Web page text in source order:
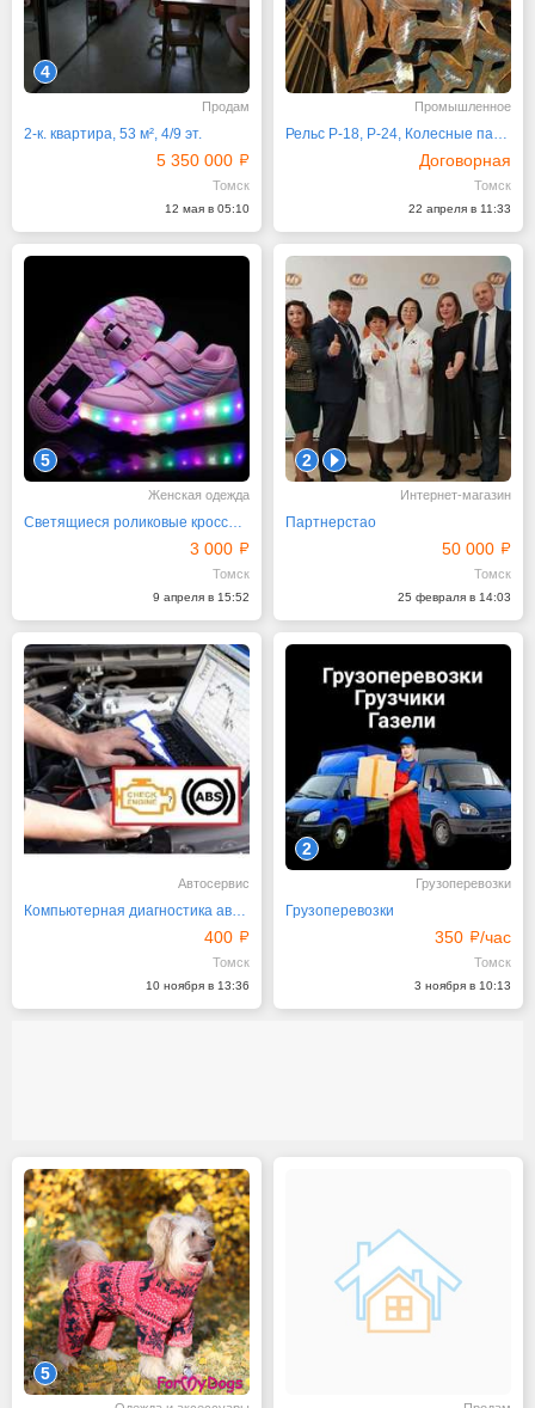
4
Продам
2-к. квартира, 53 м², 4/9 эт.
5 350 000
Томск
12 мая в 05:10
Промышленное
Договорная
Томск
22 апреля в 11:33
5
Женская одежда
3 000
Томск
9 апреля в 15:52
2 1
Интернет-магазин
Партнерстао
50 000
Томск
25 февраля в 14:03
Автосервис
400
Томск
10 ноября в 13:36
2
Грузоперевозки
Грузоперевозки
350 /час
Томск
3 ноября в 10:13
5